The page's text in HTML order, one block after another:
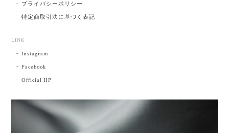
プライバシーポリシー
特定商取引法に基づく表記
LINK
Instagram
Facebook
Official HP